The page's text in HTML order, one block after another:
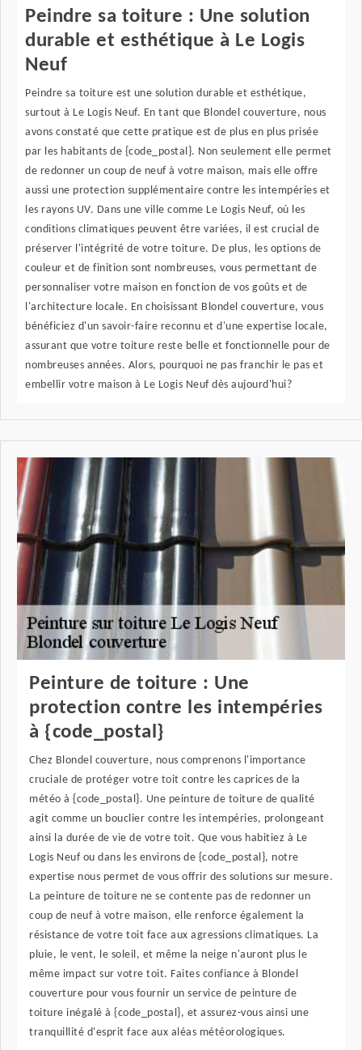
Peindre sa toiture : Une solution
durable et esthétique à Le Logis
Neuf
Peindre sa toiture est une solution durable et esthétique,
surtout à Le Logis Neuf. En tant que Blondel couverture, nous
avons constaté que cette pratique est de plus en plus prisée
par les habitants de {code_postal}. Non seulement elle permet
de redonner un coup de neuf à votre maison, mais elle offre
aussi une protection supplémentaire contre les intempéries et
les rayons UV. Dans une ville comme Le Logis Neuf, où les
conditions climatiques peuvent être variées, il est crucial de
préserver l'intégrité de votre toiture. De plus, les options de
couleur et de finition sont nombreuses, vous permettant de
personnaliser votre maison en fonction de vos goûts et de
l'architecture locale. En choisissant Blondel couverture, vous
bénéficiez d'un savoir-faire reconnu et d'une expertise locale,
assurant que votre toiture reste belle et fonctionnelle pour de
nombreuses années. Alors, pourquoi ne pas franchir le pas et
embellir votre maison à Le Logis Neuf dès aujourd'hui?
Peinture de toiture : Une
protection contre les intempéries
à {code_postal}
Chez Blondel couverture, nous comprenons l'importance
cruciale de protéger votre toit contre les caprices de la
météo à {code_postal}. Une peinture de toiture de qualité
agit comme un bouclier contre les intempéries, prolongeant
ainsi la durée de vie de votre toit. Que vous habitiez à Le
Logis Neuf ou dans les environs de {code_postal}, notre
expertise nous permet de vous offrir des solutions sur mesure.
La peinture de toiture ne se contente pas de redonner un
coup de neuf à votre maison, elle renforce également la
résistance de votre toit face aux agressions climatiques. La
pluie, le vent, le soleil, et même la neige n'auront plus le
même impact sur votre toit. Faites confiance à Blondel
couverture pour vous fournir un service de peinture de
toiture inégalé à {code_postal}, et assurez-vous ainsi une
tranquillité d'esprit face aux aléas météorologiques.